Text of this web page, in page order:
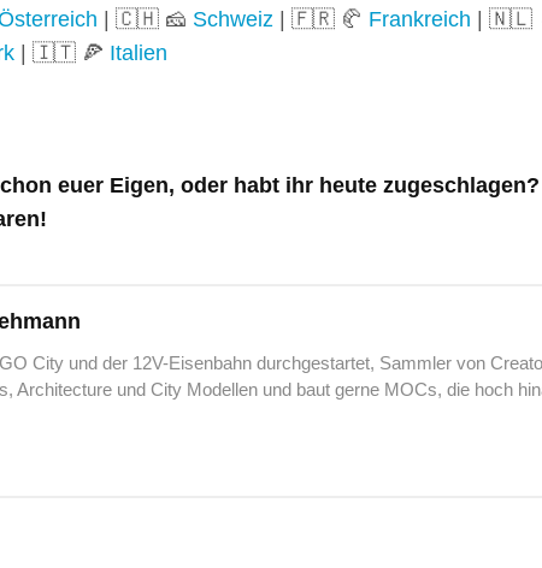
| 🇨🇭 🧀 Schweiz | 🇫🇷 🥐 Frankreich | 🇳🇱
| 🇮🇹 🍕 Italien
euer Eigen, oder habt ihr heute
City und der 12V-Eisenbahn durchgestartet, Sammler von
Architecture und City Modellen und baut gerne MOCs, die hoch